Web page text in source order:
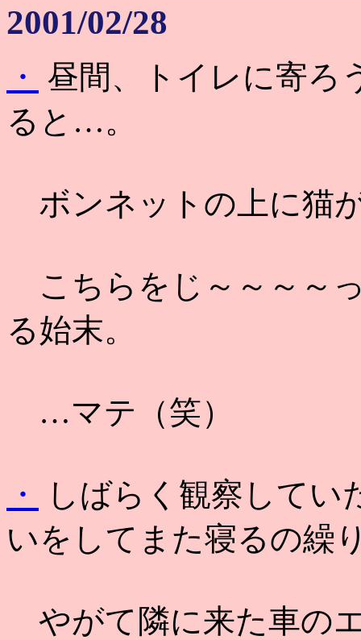
2001/02/28
・ 昼間、トイレに寄ろ
ると…。
ボンネットの上に猫
こちらをじ～～～～
る始末。
…マテ（笑）
・
しばらく観察してい
いをしてまた寝るの繰
やがて隣に来た車の